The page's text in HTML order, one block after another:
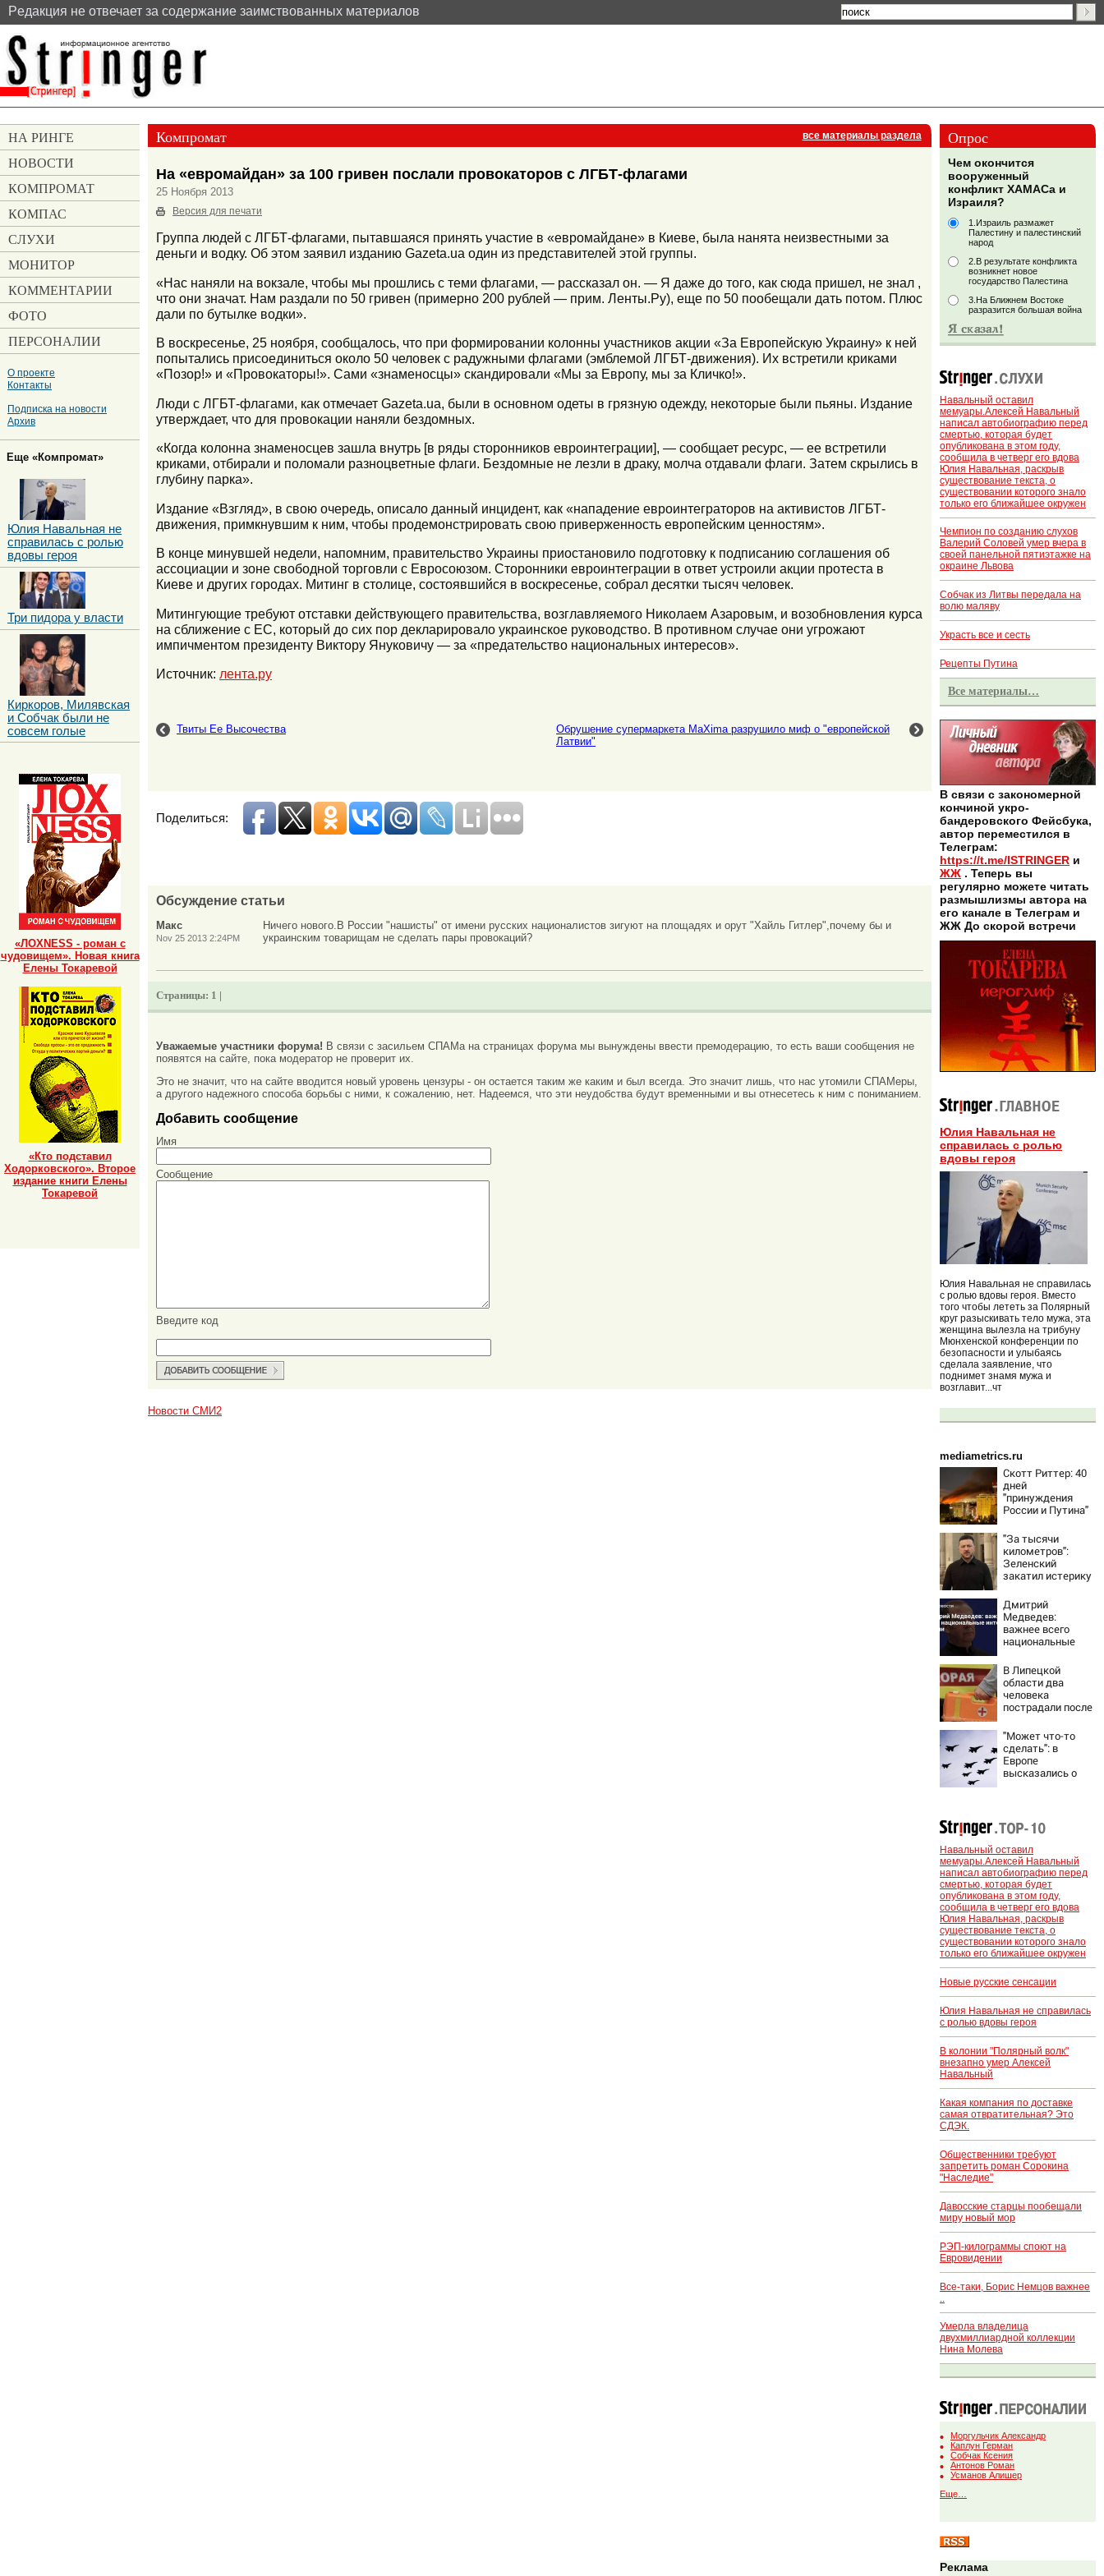
Pедакция не отвечает за содержание заимствованных материалов
Компромат все материалы раздела
На «евромайдан» за 100 гривен послали провокаторов с ЛГБТ-флагами
25 Ноября 2013
Версия для печати
Группа людей с ЛГБТ-флагами, пытавшаяся принять участие в «евромайдане» в Киеве, была нанята неизвестными за
деньги и водку. Об этом заявил изданию Gazeta.ua один из представителей этой группы.
«Нас наняли на вокзале, чтобы мы прошлись с теми флагами, — рассказал он. — Я даже до того, как сюда пришел, не знал ,
что они значат. Нам раздали по 50 гривен (примерно 200 рублей — прим. Ленты.Ру), еще по 50 пообещали дать потом. Плюс
дали по бутылке водки».
В воскресенье, 25 ноября, сообщалось, что при формировании колонны участников акции «За Европейскую Украину» к ней
попытались присоединиться около 50 человек с радужными флагами (эмблемой ЛГБТ-движения). Их встретили криками
«Позор!» и «Провокаторы!». Сами «знаменосцы» скандировали «Мы за Европу, мы за Кличко!».
Люди с ЛГБТ-флагами, как отмечает Gazeta.ua, были в основном одеты в грязную одежду, некоторые были пьяны. Издание
утверждает, что для провокации наняли бездомных.
«Когда колонна знаменосцев зашла внутрь [в ряды сторонников евроинтеграции], — сообщает ресурс, — ее встретили
криками, отбирали и поломали разноцветные флаги. Бездомные не лезли в драку, молча отдавали флаги. Затем скрылись в
глубину парка».
Издание «Взгляд», в свою очередь, описало данный инцидент, как «нападение евроинтеграторов на активистов ЛГБТ-
движения, примкнувшим к ним, чтобы продемонстрировать свою приверженность европейским ценностям».
В конце минувшей недели, напомним, правительство Украины приостановило подготовку к подписанию соглашения об
ассоциации и зоне свободной торговли с Евросоюзом. Сторонники евроинтеграции в ответ устроили акции протеста в
Киеве и других городах. Митинг в столице, состоявшийся в воскресенье, собрал десятки тысяч человек.
Митингующие требуют отставки действующего правительства, возглавляемого Николаем Азаровым, и возобновления курса
на сближение с ЕС, который до сих пор декларировало украинское руководство. В противном случае они угрожают
импичментом президенту Виктору Януковичу — за «предательство национальных интересов».
Источник: лента.ру
Твиты Ее Высочества
Обрушение супермаркета MaXima разрушило миф о "европейской
Латвии"
Поделиться:
Обсуждение статьи
Макс
Nov 25 2013 2:24PM
Ничего нового.В России "нашисты" от имени русских националистов зигуют на площадях и орут "Хайль Гитлер",почему бы и
украинским товарищам не сделать пары провокаций?
Страницы: 1 |
Уважаемые участники форума! В связи с засильем СПАМа на страницах форума мы вынуждены ввести премодерацию, то есть ваши сообщения не
появятся на сайте, пока модератор не проверит их.
Это не значит, что на сайте вводится новый уровень цензуры - он остается таким же каким и был всегда. Это значит лишь, что нас утомили СПАМеры,
а другого надежного способа борьбы с ними, к сожалению, нет. Надеемся, что эти неудобства будут временными и вы отнесетесь к ним с пониманием.
Добавить сообщение
Имя
Сообщение
Введите код
Новости СМИ2
Опрос
Чем окончится
вооруженный
конфликт ХАМАСа и
Израиля?
1.Израиль размажет
Палестину и палестинский
народ
2.В результате конфликта
возникнет новое
государство Палестина
3.На Ближнем Востоке
разразится большая война
Навальный оставил
мемуары.Алексей Навальный
написал автобиографию перед
смертью, которая будет
опубликована в этом году,
сообщила в четверг его вдова
Юлия Навальная, раскрыв
существование текста, о
существовании которого знало
только его ближайшее окружен
Чемпион по созданию слухов
Валерий Соловей умер вчера в
своей панельной пятиэтажке на
окраине Львова
Собчак из Литвы передала на
волю маляву
Украсть все и сесть
Рецепты Путина
Все материалы…
В связи с закономерной
кончиной укро-
бандеровского Фейсбука,
автор переместился в
Телеграм:
https://t.me/ISTRINGER и
ЖЖ . Теперь вы
регулярно можете читать
размышлизмы автора на
его канале в Телеграм и
ЖЖ До скорой встречи
Юлия Навальная не
справилась с ролью
вдовы героя
Юлия Навальная не справилась
с ролью вдовы героя. Вместо
того чтобы лететь за Полярный
круг разыскивать тело мужа, эта
женщина вылезла на трибуну
Мюнхенской конференции по
безопасности и улыбаясь
сделала заявление, что
поднимет знамя мужа и
возглавит...чт
mediametrics.ru
Скотт Риттер: 40
дней
"принуждения
России и Путина"
крах режима
Зеленского
"За тысячи
километров":
Зеленский
закатил истерику
ночного удара
Дмитрий
Медведев:
важнее всего
национальные
В Липецкой
области два
человека
пострадали после
"Может что-то
сделать": в
Европе
высказались о
Навальный оставил
мемуары.Алексей Навальный
написал автобиографию перед
смертью, которая будет
опубликована в этом году,
сообщила в четверг его вдова
Юлия Навальная, раскрыв
существование текста, о
существовании которого знало
только его ближайшее окружен
Новые русские сенсации
Юлия Навальная не справилась
с ролью вдовы героя
В колонии "Полярный волк"
внезапно умер Алексей
Навальный
Какая компания по доставке
самая отвратительная? Это
СДЭК.
Общественники требуют
запретить роман Сорокина
"Наследие"
Давосские старцы пообещали
миру новый мор
РЭП-килограммы споют на
Евровидении
Все-таки, Борис Немцов важнее
Умерла владелица
двухмиллиардной коллекции
Нина Молева
Моргульчик Александр
Каплун Герман
Собчак Ксения
Антонов Роман
Усманов Алишер
Еще…
Реклама
НА РИНГЕ
НОВОСТИ
КОМПРОМАТ
КОМПАС
СЛУХИ
МОНИТОР
КОММЕНТАРИИ
ФОТО
ПЕРСОНАЛИИ
О проекте
Контакты
Подписка на новости
Архив
Еще «Компромат»
Юлия Навальная не
справилась с ролью
вдовы героя
Три пидора у власти
Киркоров, Милявская
и Собчак были не
совсем голые
«ЛОХNESS - роман с
чудовищем». Новая книга
Елены Токаревой
«Кто подставил
Ходорковского». Второе
издание книги Елены
Токаревой